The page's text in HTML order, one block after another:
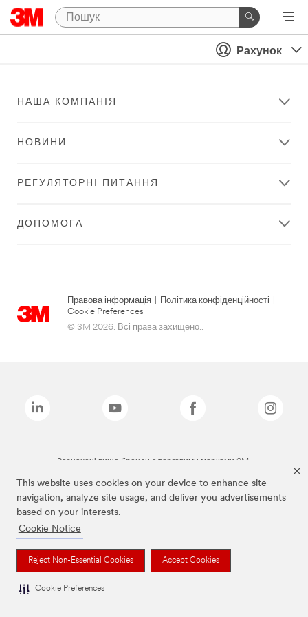
This website uses cookies on your device to enhance site
navigation, analyze site usage, and deliver you advertisements
based on your interests.
Cookie Notice
Reject Non-Essential Cookies Accept Cookies
Cookie Preferences
Рахунок
НАША КОМПАНІЯ
НОВИНИ
РЕГУЛЯТОРНІ ПИТАННЯ
ДОПОМОГА
Правова інформація Політика конфіденційності
Cookie Preferences
© 3M 2026. Всі права захищено..
Зазначені вище бренди є торговими марками 3M.